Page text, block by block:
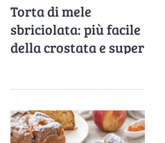
Torta di mele
sbriciolata: più facile
della crostata e super